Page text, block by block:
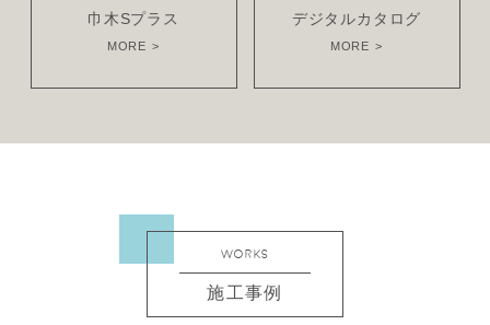
巾木Sプラス
MORE
デジタルカタログ
MORE
WORKS
施工事例